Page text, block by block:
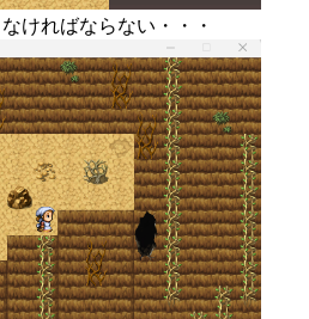
ければならない・・・